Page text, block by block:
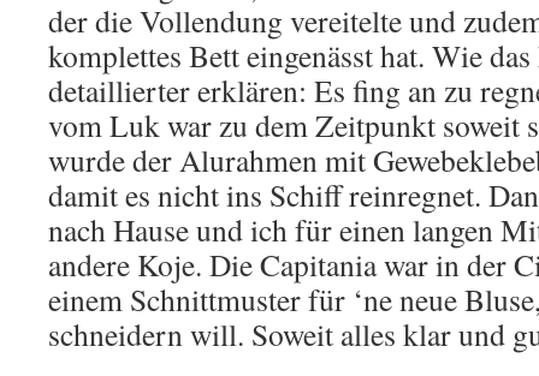
der die Vollendung vereitelte und
komplettes Bett eingenässt hat. Wie
detaillierter erklären: Es fing an zu
vom Luk war zu dem Zeitpunkt soweit
wurde der Alurahmen mit
damit es nicht ins Schiff reinregnet.
nach Hause und ich für einen langen
andere Koje. Die Capitania war in der
einem Schnittmuster für ‘ne neue
schneidern will. Soweit alles klar und